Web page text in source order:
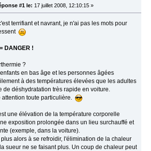
#1 le: 17 juillet 2008, 12:10:15 »
terrifiant et navrant, je n'ai pas les mots pour
DANGER !
?
en bas âge et les personnes âgées
à des températures élevées que les adultes
de déshydratation très rapide en voiture.
attention toute particulière.
une élévation de la température corporelle
exposition prolongée dans un lieu surchauffé et
(exemple, dans la voiture).
alors à se refroidir, l'élimination de la chaleur
sueur ne se faisant plus. Un coup de chaleur peut